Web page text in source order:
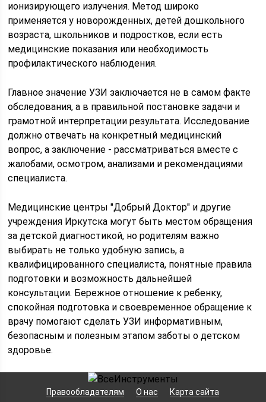
ионизирующего излучения. Метод широко
применяется у новорожденных, детей дошкольного
возраста, школьников и подростков, если есть
медицинские показания или необходимость
профилактического наблюдения.
Главное значение УЗИ заключается не в самом факте
обследования, а в правильной постановке задачи и
грамотной интерпретации результата. Исследование
должно отвечать на конкретный медицинский
вопрос, а заключение - рассматриваться вместе с
жалобами, осмотром, анализами и рекомендациями
специалиста.
Медицинские центры "Добрый Доктор" и другие
учреждения Иркутска могут быть местом обращения
за детской диагностикой, но родителям важно
выбирать не только удобную запись, а
квалифицированного специалиста, понятные правила
подготовки и возможность дальнейшей
консультации. Бережное отношение к ребенку,
спокойная подготовка и своевременное обращение к
врачу помогают сделать УЗИ информативным,
безопасным и полезным этапом заботы о детском
здоровье.
Правообладателям О нас Карта сайта